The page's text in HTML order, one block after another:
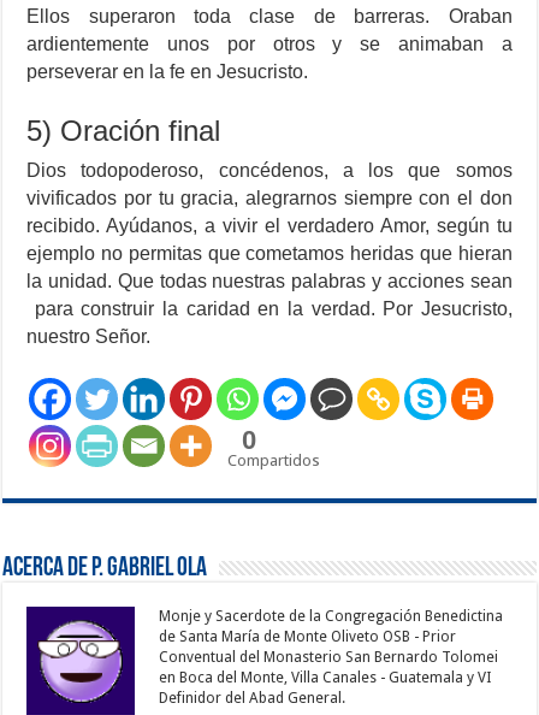
Ellos superaron toda clase de barreras. Oraban
ardientemente unos por otros y se animaban a
perseverar en la fe en Jesucristo.
5) Oración final
Dios todopoderoso, concédenos, a los que somos
vivificados por tu gracia, alegrarnos siempre con el don
recibido. Ayúdanos, a vivir el verdadero Amor, según tu
ejemplo no permitas que cometamos heridas que hieran
la unidad. Que todas nuestras palabras y acciones sean
para construir la caridad en la verdad. Por Jesucristo,
nuestro Señor.
0
Compartidos
Acerca de P. Gabriel Ola
Monje y Sacerdote de la Congregación Benedictina
de Santa María de Monte Oliveto OSB - Prior
Conventual del Monasterio San Bernardo Tolomei
en Boca del Monte, Villa Canales - Guatemala y VI
Definidor del Abad General.